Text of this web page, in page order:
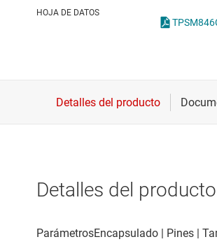
Interfaz
HOJA DE DATOS
Detalles del producto